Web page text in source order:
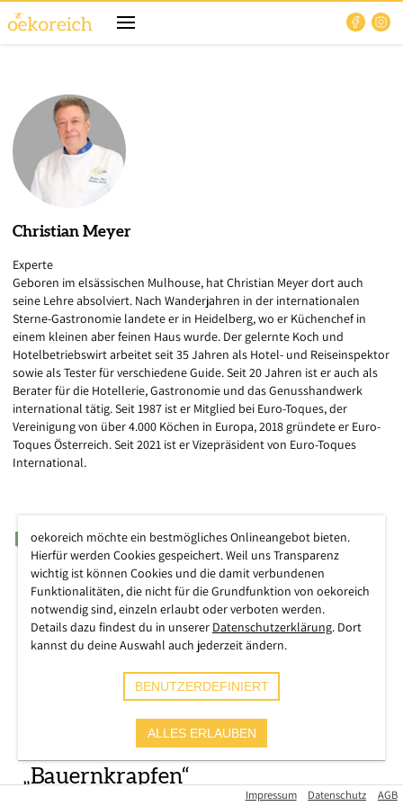
Christian Meyer
Experte
Geboren im elsässischen Mulhouse, hat Christian Meyer dort auch
seine Lehre absolviert. Nach Wanderjahren in der internationalen
Sterne-Gastronomie landete er in Heidelberg, wo er Küchenchef in
einem kleinen aber feinen Haus wurde. Der gelernte Koch und
Hotelbetriebswirt arbeitet seit 35 Jahren als Hotel- und Reiseinspektor
sowie als Tester für verschiedene Guide. Seit 20 Jahren ist er auch als
Berater für die Hotellerie, Gastronomie und das Genusshandwerk
international tätig. Seit 1987 ist er Mitglied bei Euro-Toques, der
Vereinigung von über 4.000 Köchen in Europa, 2018 gründete er Euro-
Toques Österreich. Seit 2021 ist er Vizepräsident von Euro-Toques
International.
ARTIKEL
Omas Rezepte: Der unvergessliche
„Bauernkrapfen“
Impressum Datenschutz AGB
oekoreich möchte ein bestmögliches Onlineangebot bieten.
Hierfür werden Cookies gespeichert. Weil uns Transparenz
wichtig ist können Cookies und die damit verbundenen
Funktionalitäten, die nicht für die Grundfunktion von oekoreich
notwendig sind, einzeln erlaubt oder verboten werden.
Details dazu findest du in unserer Datenschutzerklärung. Dort
kannst du deine Auswahl auch jederzeit ändern.
BENUTZERDEFINIERT
ALLES ERLAUBEN